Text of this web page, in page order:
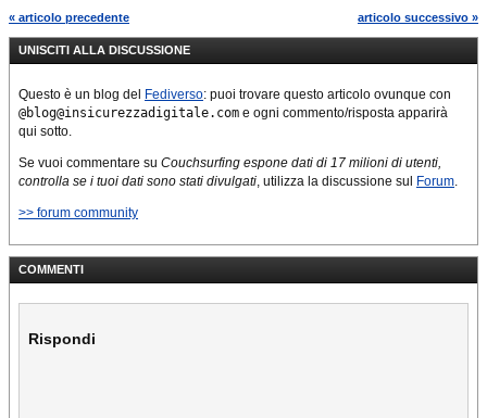
« articolo precedente articolo successivo »
UNISCITI ALLA DISCUSSIONE
Questo è un blog del Fediverso: puoi trovare questo articolo ovunque con
@blog@insicurezzadigitale.com e ogni commento/risposta apparirà
qui sotto.
Se vuoi commentare su Couchsurfing espone dati di 17 milioni di utenti,
controlla se i tuoi dati sono stati divulgati, utilizza la discussione sul Forum.
>> forum community
COMMENTI
Rispondi